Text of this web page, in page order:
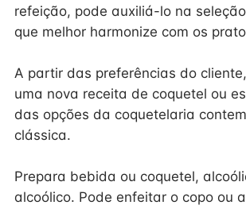
refeição, pode auxiliá-lo na
que melhor harmonize com os
A partir das preferências do
uma nova receita de coquetel ou
das opções da coquetelaria
clássica.
Prepara bebida ou coquetel,
alcoólico. Pode enfeitar o copo ou